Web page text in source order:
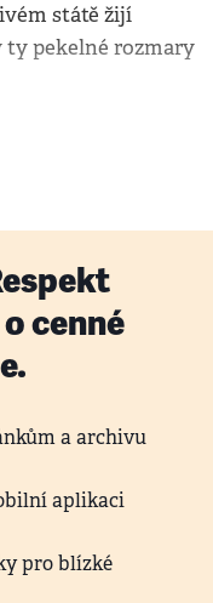
státě žijí
ty pekelné rozmary
cenné
a archivu
aplikaci
pro blízké